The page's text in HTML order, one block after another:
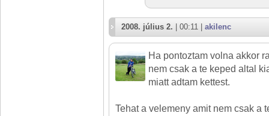
2008. július 2. | 00:11 | akilenc
Ha pontoztam volna akkor
nem csak a te keped altal
miatt adtam kettest.
Tehat a velemeny amit nem csak a